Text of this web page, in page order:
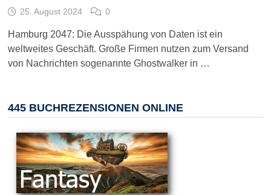
25. August 2024 0
Hamburg 2047: Die Ausspähung von Daten ist ein
weltweites Geschäft. Große Firmen nutzen zum Versand
von Nachrichten sogenannte Ghostwalker in …
445 BUCHREZENSIONEN ONLINE